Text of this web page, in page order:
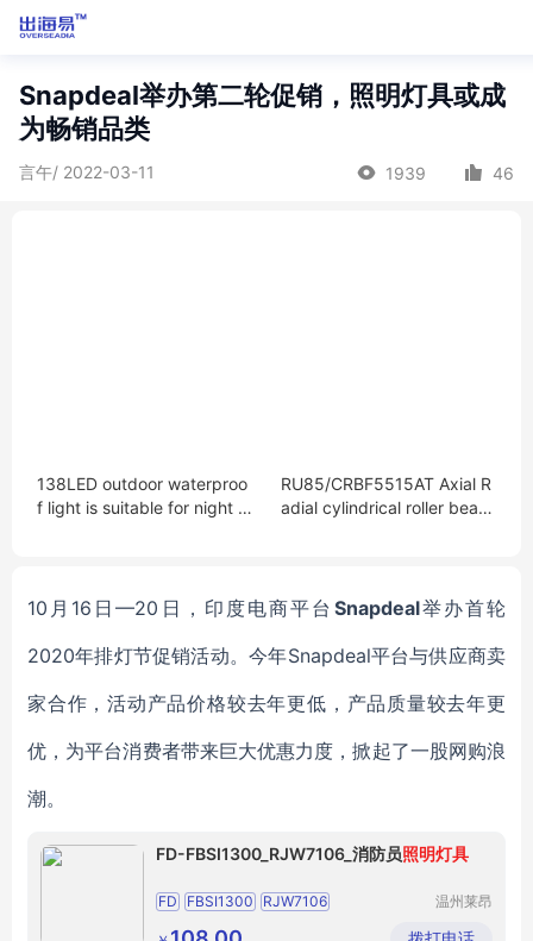
Snapdeal举办第二轮促销，照明灯具或成
为畅销品类
言午/ 2022-03-11 1939 46
138LED outdoor waterproo
f light is suitable for night g
RU85/CRBF5515AT Axial R
adial cylindrical roller beari
10月16日—20日，印度电商平台 Snapdeal举办首轮
2020年排灯节促销活动。今年Snapdeal平台与供应商卖
家合作，活动产品价格较去年更低，产品质量较去年更
优，为平台消费者带来巨大优惠力度，掀起了一股网购浪
潮。
FD-FBSI1300_RJW7106_消防员照明灯具
FD FBSI1300
RJW7106
消防员照明灯具
温州莱昂
公司